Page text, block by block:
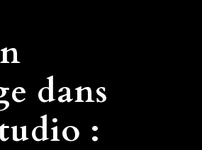
dans
: